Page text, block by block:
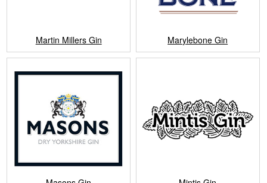
Martin Millers Gin Marylebone Gin